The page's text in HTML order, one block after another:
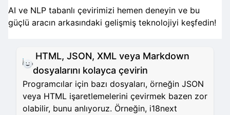
AI ve NLP tabanlı çevirimizi hemen deneyin ve bu
güçlü aracın arkasındaki gelişmiş teknolojiyi keşfedin!
HTML, JSON, XML veya Markdown
dosyalarını kolayca çevirin
Programcılar için bazı dosyaları, örneğin JSON
veya HTML işaretlemelerini çevirmek bazen zor
olabilir, bunu anlıyoruz. Örneğin, i18next